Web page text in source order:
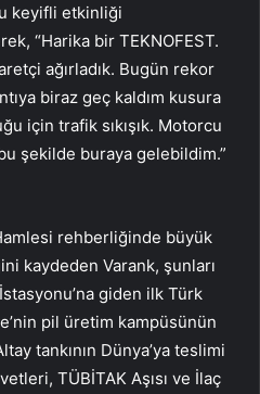
keyifli etkinliği
“Harika bir TEKNOFEST.
ağırladık. Bugün rekor
biraz geç kaldım kusura
için trafik sıkışık. Motorcu
şekilde buraya gelebildim.”
rehberliğinde büyük
kaydeden Varank, şunları
giden ilk Türk
pil üretim kampüsünün
tankının Dünya’ya teslimi
TÜBİTAK Aşısı ve İlaç